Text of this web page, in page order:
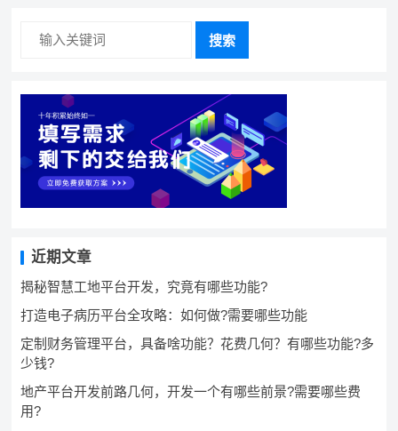
搜索
近期文章
揭秘智慧工地平台开发，究竟有哪些功能?
打造电子病历平台全攻略：如何做?需要哪些功能
定制财务管理平台，具备啥功能？花费几何？有哪些功能?多
少钱?
地产平台开发前路几何，开发一个有哪些前景?需要哪些费
用?